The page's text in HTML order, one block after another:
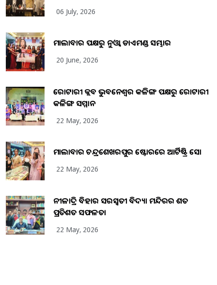
06 July, 2026
ମାଲାବାର ପକ୍ଷରୁ ନୁଓ୍ବା ଡାଏମଣ୍ଡ ସମ୍ଭାର
20 June, 2026
ରୋଟାରୀ କ୍ଲବ ଭୁବନେଶ୍ୱର କଳିଙ୍ଗ ପକ୍ଷରୁ ରୋଟାରୀ
କଳିଙ୍ଗ ସମ୍ମାନ
22 May, 2026
ମାଲାବାର ଚନ୍ଦ୍ରଶେଖରପୁର ଷ୍ଟୋରରେ ଆର୍ଟିଷ୍ଟ୍ରି ସୋ
22 May, 2026
ନୀଳାଦ୍ରି ବିହାର ସରସ୍ୱତୀ ବିଦ୍ୟା ମନ୍ଦିରର ଶତ
ପ୍ରତିଶତ ସଫଳତା
22 May, 2026